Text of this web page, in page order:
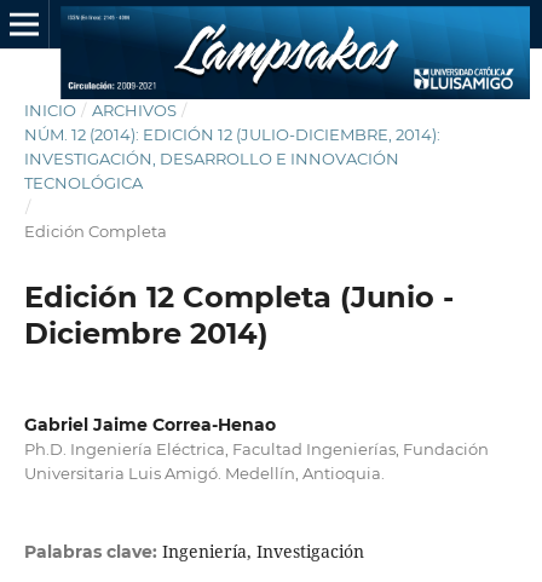
INICIO / ARCHIVOS /
NÚM. 12 (2014): EDICIÓN 12 (JULIO-DICIEMBRE, 2014):
INVESTIGACIÓN, DESARROLLO E INNOVACIÓN
TECNOLÓGICA
/
Edición Completa
Edición 12 Completa (Junio -
Diciembre 2014)
Gabriel Jaime Correa-Henao
Ph.D. Ingeniería Eléctrica, Facultad Ingenierías, Fundación
Universitaria Luis Amigó. Medellín, Antioquia.
Palabras clave: Ingeniería, Investigación